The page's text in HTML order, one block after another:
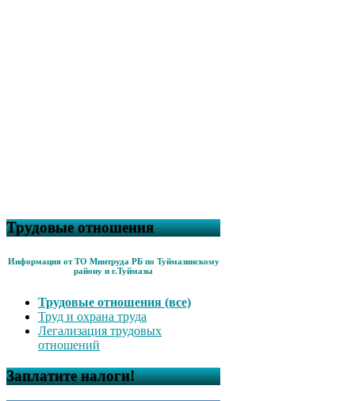
Трудовые отношения
Информация от ТО Минтруда РБ по Туймазинскому
району и г.Туймазы
Трудовые отношения (все)
Труд и охрана труда
Легализация трудовых
отношений
Заплатите налоги!